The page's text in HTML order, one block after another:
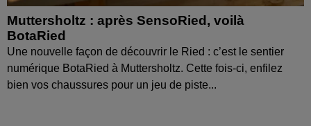
Muttersholtz : après SensoRied, voilà
BotaRied
Une nouvelle façon de découvrir le Ried : c’est le sentier
numérique BotaRied à Muttersholtz. Cette fois-ci, enfilez
bien vos chaussures pour un jeu de piste...